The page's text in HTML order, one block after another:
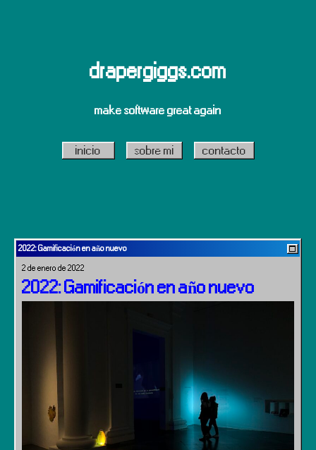
drapergiggs.com
make software great again
inicio sobre mi contacto
2022: Gamificación en año nuevo
2 de enero de 2022
2022: Gamificación en año nuevo